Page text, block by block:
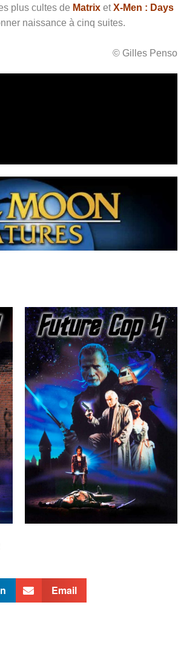
plus cultes de Matrix etX-Men : Days
naissance à cinq suites.
© Gilles Penso
Email